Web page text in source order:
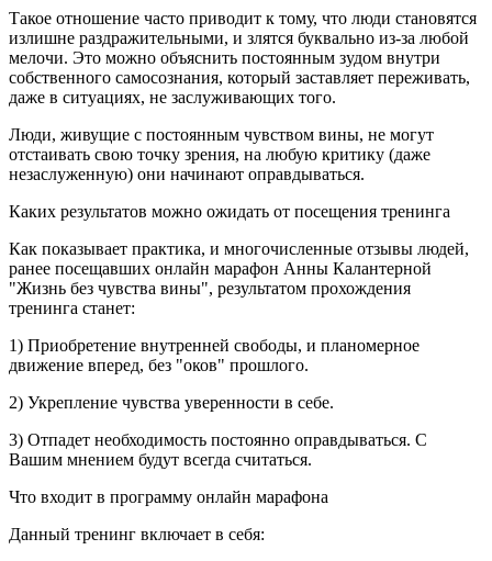
Такое отношение часто приводит к тому, что люди становятся
излишне раздражительными, и злятся буквально из-за любой
мелочи. Это можно объяснить постоянным зудом внутри
собственного самосознания, который заставляет переживать,
даже в ситуациях, не заслуживающих того.
Люди, живущие с постоянным чувством вины, не могут
отстаивать свою точку зрения, на любую критику (даже
незаслуженную) они начинают оправдываться.
Каких результатов можно ожидать от посещения тренинга
Как показывает практика, и многочисленные отзывы людей,
ранее посещавших онлайн марафон Анны Калантерной
"Жизнь без чувства вины", результатом прохождения
тренинга станет:
1) Приобретение внутренней свободы, и планомерное
движение вперед, без "оков" прошлого.
2) Укрепление чувства уверенности в себе.
3) Отпадет необходимость постоянно оправдываться. С
Вашим мнением будут всегда считаться.
Что входит в программу онлайн марафона
Данный тренинг включает в себя: